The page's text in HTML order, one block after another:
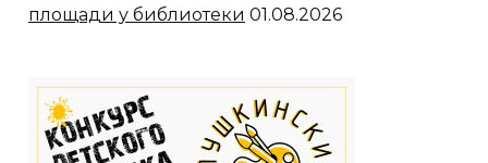
площади у библиотеки 01.08.2026